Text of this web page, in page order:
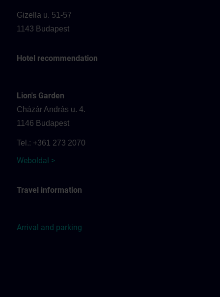
Gizella u. 51-57
1143 Budapest
Hotel recommendation
Lion's Garden
Cházár András u. 4.
1146 Budapest
Tel.: +361 273 2070
Weboldal >
Travel information
Arrival and parking